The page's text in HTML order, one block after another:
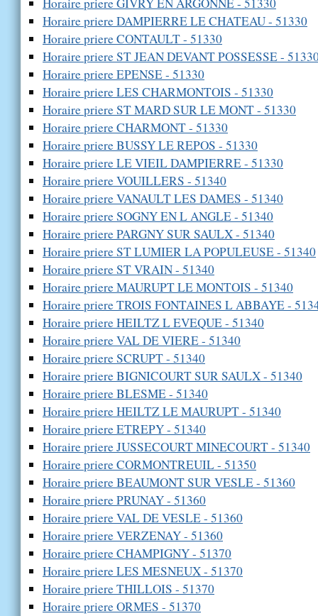
Horaire priere DAMPIERRE LE CHATEAU - 51330
Horaire priere CONTAULT - 51330
Horaire priere ST JEAN DEVANT POSSESSE -
Horaire priere EPENSE - 51330
Horaire priere LES CHARMONTOIS - 51330
Horaire priere ST MARD SUR LE MONT - 51330
Horaire priere CHARMONT - 51330
Horaire priere BUSSY LE REPOS - 51330
Horaire priere LE VIEIL DAMPIERRE - 51330
Horaire priere VOUILLERS - 51340
Horaire priere VANAULT LES DAMES - 51340
Horaire priere SOGNY EN L ANGLE - 51340
Horaire priere PARGNY SUR SAULX - 51340
Horaire priere ST LUMIER LA POPULEUSE - 51340
Horaire priere ST VRAIN - 51340
Horaire priere MAURUPT LE MONTOIS - 51340
Horaire priere TROIS FONTAINES L ABBAYE -
Horaire priere HEILTZ L EVEQUE - 51340
Horaire priere VAL DE VIERE - 51340
Horaire priere SCRUPT - 51340
Horaire priere BIGNICOURT SUR SAULX - 51340
Horaire priere BLESME - 51340
Horaire priere HEILTZ LE MAURUPT - 51340
Horaire priere ETREPY - 51340
Horaire priere JUSSECOURT MINECOURT - 51340
Horaire priere CORMONTREUIL - 51350
Horaire priere BEAUMONT SUR VESLE - 51360
Horaire priere PRUNAY - 51360
Horaire priere VAL DE VESLE - 51360
Horaire priere VERZENAY - 51360
Horaire priere CHAMPIGNY - 51370
Horaire priere LES MESNEUX - 51370
Horaire priere THILLOIS - 51370
Horaire priere ORMES - 51370